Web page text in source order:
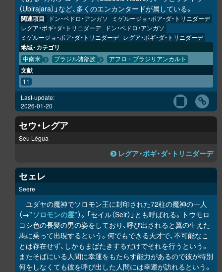
（Ubirajara）」など、多くのエンカンタードが属している。
関連項目 ドン・ペドロ・アンガソ
ミゲルージョ・ボア・ダ・トリニダーデ
レグア・ボギ・ダ・トリニダーデ
ドン・ペドロ・アンガソ
ミゲルージョ・ボア・ダ・トリニダーデ レグア・ボギ・ダ・トリニダーデ
地域・カテゴリ
中南米 ブラジル諸部族 アフロ・ブラジリアンカルト
文献
11
Last-update:
2026-01-20
セウ・レグア
Seu Légua
レグア・ボギ・ダ・トリニダーデ
セェレ
Seere
ユダヤの魔神でソロモン王に封印された72柱の魔神の一人
（→"ソロモンの霊"）。「セイル（Seir）」とも呼ばれる。トウモロ
コシ色の長髪の男の姿をしており、呼び出されると翼の生えた
馬に乗って出現するという。何でもできる天才で、不可能なこ
とは存在せず、しかもまばたきするだけでそれを行うという。
またそばにいる人間に幸運をもたらす能力があるので彼が特別
何をしなくても彼を呼び出した人間には幸運が訪れるという。